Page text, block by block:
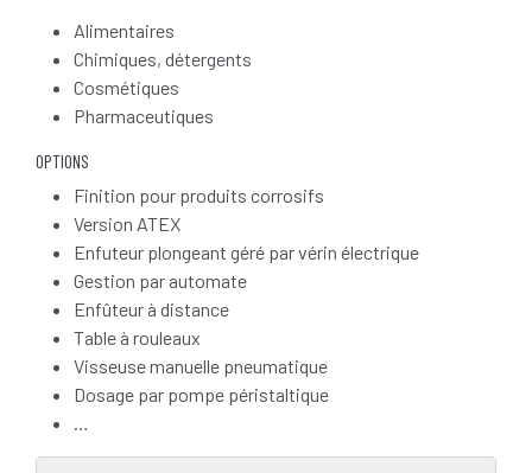
Alimentaires
Chimiques, détergents
Cosmétiques
Pharmaceutiques
OPTIONS
Finition pour produits corrosifs
Version ATEX
Enfuteur plongeant géré par vérin électrique
Gestion par automate
Enfûteur à distance
Table à rouleaux
Visseuse manuelle pneumatique
Dosage par pompe péristaltique